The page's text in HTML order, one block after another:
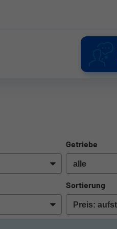
Getriebe
Sortierung